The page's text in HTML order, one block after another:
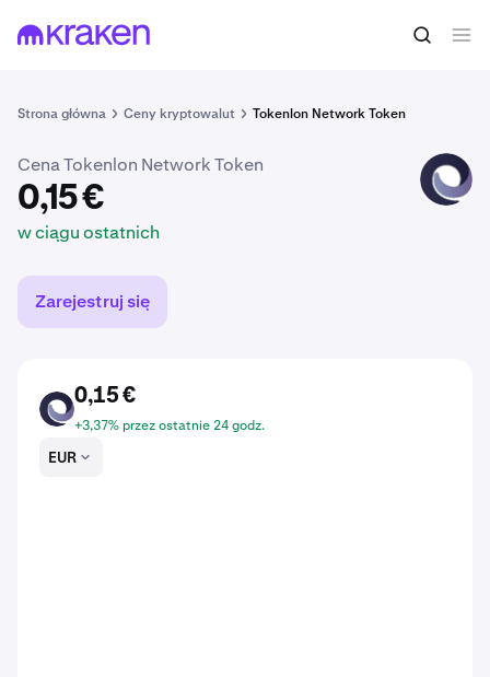
Strona główna Ceny kryptowalut Tokenlon Network Token
0,15 € Kup LON
Cena Tokenlon Network Token
0,15 €
w ciągu ostatnich
LON
Zarejestruj się
LON
0,15 €
+3,37% przez ostatnie 24 godz.
EUR